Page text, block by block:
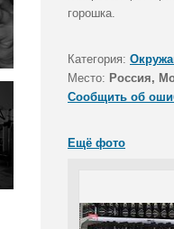
горошка.
Категория:
Место: Россия,
Сообщить об
Ещё фото